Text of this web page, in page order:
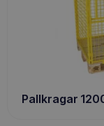
Pallkragar